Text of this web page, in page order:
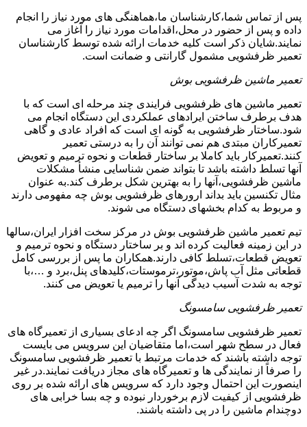
پس از تماس شما،کارشناسان ما،هماهنگی های مورد نیاز را انجام
داده و پس از حضور در محل،اقدامات مورد نیاز را آغاز می
نمایند.شایان ذکر است کلیه خدمات ارائه شده توسط کارشناسان
تعمیر ظرفشویی مشمول گارانتی و ضمانت است.
تعمیر ماشین ظرفشویی بوش
تعمیر ماشین های ظرفشویی فرایندی چند مرحله ای است که با
هدف برطرف ساختن ایرادهای عملکردی این دستگاه انجام می
شود.ساختار ظرفشویی به گونه ای است که افراد عادی و گاهی
تعمیرکاران مبتدی هم نمی توانند آن را به درستی تعمیر
کنند.تعمیرکار باید کاملا بر ساختار قطعات و نحوه ترمیم و تعویض
آنها تسلط داشته باشد تا بتواند ضمن شناسایی منشأ مشکلات
ماشین ظرفشویی،آنها را به بهترین شکل برطرف کند.به عنوان
مثال تکنسین باید بداند ارورهای ظرفشویی بوش چه مفهومی دارند
و مربوط به کدام بخشهای دستگاه می شوند.
تیم تعمیر ماشین ظرفشویی بوش در مرکز سخت افزار ایران،سالها
در این زمینه فعالیت کرده اند و بر ساختار دستگاه و نحوه ترمیم و
تعویض قطعات،تسلط کافی دارند.همکاران ما پس از بررسی کامل
قطعاتی مثل آب پاش،موتور،ترموستات،کلیدهای پنل،برد و …،با
توجه به شدت آسیب دیدگی آنها را ترمیم یا تعویض می کنند.
تعمیر ظرفشویی سامسونگ
تعمیر ظرفشویی سامسونگ اگر چه ادعای بسیاری از تعمیرگاه های
فعال در سطح شهر است،اما متقاضیان این سرویس می بایست
توجه داشته باشند که خدمات مرتبط با تعمیر ظرفشویی سامسونگ
را صرفاً از نمایندگی ها و تعمیرگاه های مجاز دریافت نمایند.در غیر
اینصورت این احتمال وجود دارد که سرویس های ارائه شده بر روی
ظرفشویی از کیفیت لازم برخوردار نبوده و چه بسا خرابی های
دوچندام ماشین را در پی داشته باشند.